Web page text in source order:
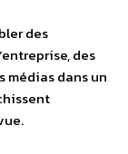
des
des
médias dans un